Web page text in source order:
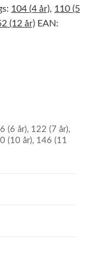
104 (4 år), 110 (5
(12 år) EAN:
(6 år), 122 (7 år),
(10 år), 146 (11